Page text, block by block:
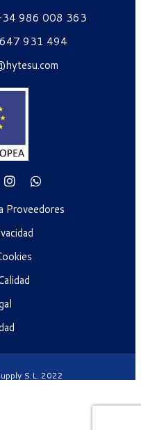
986 008 363
931 494
Proveedores
S.L. 2022